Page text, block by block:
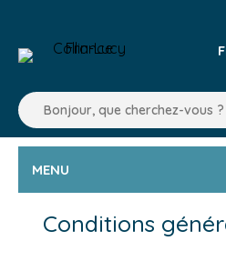
MENU
Conditions